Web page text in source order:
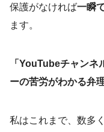
保護がなければ一瞬
ます。
「YouTubeチャンネ
ーの苦労がわかる弁
私はこれまで、数多